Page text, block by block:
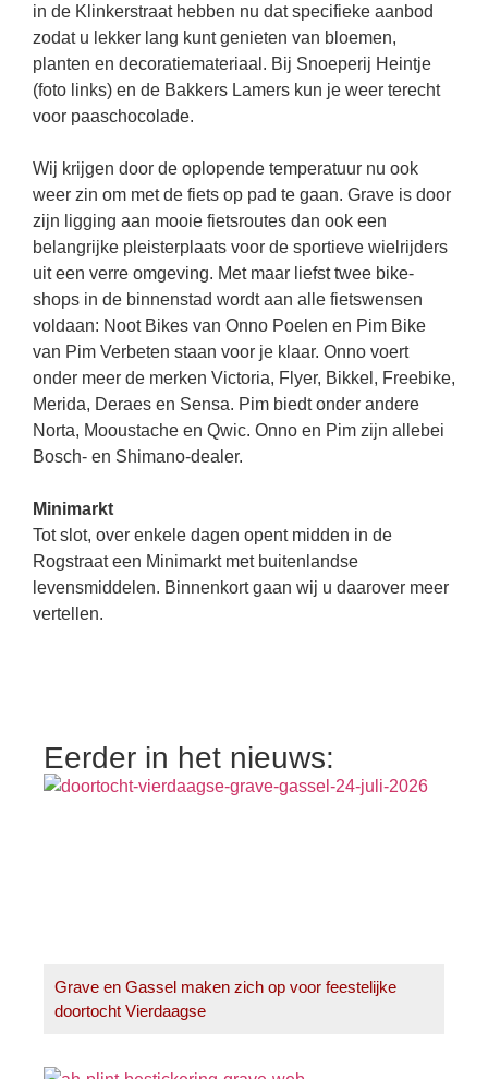
in de Klinkerstraat hebben nu dat specifieke aanbod
zodat u lekker lang kunt genieten van bloemen,
planten en decoratiemateriaal. Bij Snoeperij Heintje
(foto links) en de Bakkers Lamers kun je weer terecht
voor paaschocolade.
Wij krijgen door de oplopende temperatuur nu ook
weer zin om met de fiets op pad te gaan. Grave is door
zijn ligging aan mooie fietsroutes dan ook een
belangrijke pleisterplaats voor de sportieve wielrijders
uit een verre omgeving. Met maar liefst twee bike-
shops in de binnenstad wordt aan alle fietswensen
voldaan: Noot Bikes van Onno Poelen en Pim Bike
van Pim Verbeten staan voor je klaar. Onno voert
onder meer de merken Victoria, Flyer, Bikkel, Freebike,
Merida, Deraes en Sensa. Pim biedt onder andere
Norta, Mooustache en Qwic. Onno en Pim zijn allebei
Bosch- en Shimano-dealer.
Minimarkt
Tot slot, over enkele dagen opent midden in de
Rogstraat een Minimarkt met buitenlandse
levensmiddelen. Binnenkort gaan wij u daarover meer
vertellen.
Eerder in het nieuws:
Grave en Gassel maken zich op voor feestelijke
doortocht Vierdaagse